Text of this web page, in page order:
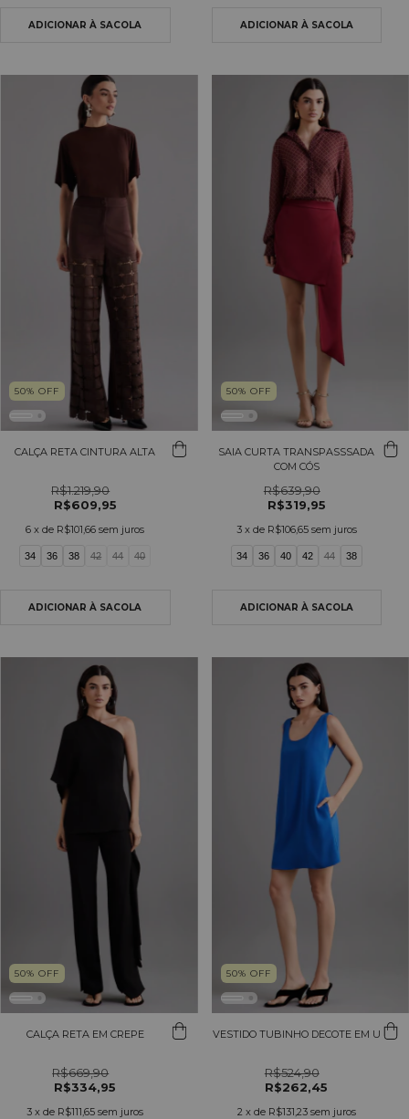
50% OFF
CALÇA RETA CINTURA ALTA
R$1.219,90
R$609,95
6 x de R$101,66 sem juros
34 36 38 42 44 40
50% OFF
SAIA CURTA TRANSPASSSADA
COM CÓS
R$639,90
R$319,95
3 x de R$106,65 sem juros
34 36 40 42 44 38
50% OFF
CALÇA RETA EM CREPE
R$669,90
R$334,95
3 x de R$111,65 sem juros
50% OFF
VESTIDO TUBINHO DECOTE EM U
R$524,90
R$262,45
2 x de R$131,23 sem juros